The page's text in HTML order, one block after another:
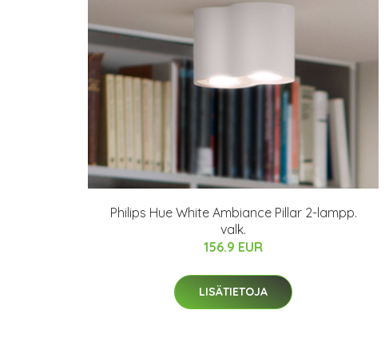
Philips Hue White Ambiance Pillar 2-lampp.
valk.
156.9 EUR
LISÄTIETOJA